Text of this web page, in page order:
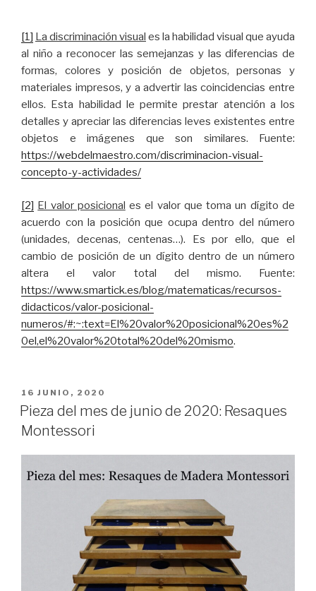
[1] La discriminación visual es la habilidad visual que ayuda
al niño a reconocer las semejanzas y las diferencias de
formas, colores y posición de objetos, personas y
materiales impresos, y a advertir las coincidencias entre
ellos. Esta habilidad le permite prestar atención a los
detalles y apreciar las diferencias leves existentes entre
objetos e imágenes que son similares. Fuente:
https://webdelmaestro.com/discriminacion-visual-
concepto-y-actividades/
[2] El valor posicional es el valor que toma un dígito de
acuerdo con la posición que ocupa dentro del número
(unidades, decenas, centenas…). Es por ello, que el
cambio de posición de un dígito dentro de un número
altera el valor total del mismo. Fuente:
https://www.smartick.es/blog/matematicas/recursos-
didacticos/valor-posicional-
numeros/#:~:text=El%20valor%20posicional%20es%2
0el,el%20valor%20total%20del%20mismo.
PUBLICADO
EL
16 JUNIO, 2020
Pieza del mes de junio de 2020: Resaques
Montessori